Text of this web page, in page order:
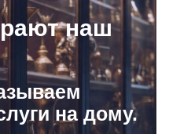
наш
на дому.